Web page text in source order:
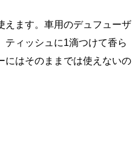
えます。車用のデュフューザ
ティッシュに1滴つけて香ら
にはそのままでは使えないの